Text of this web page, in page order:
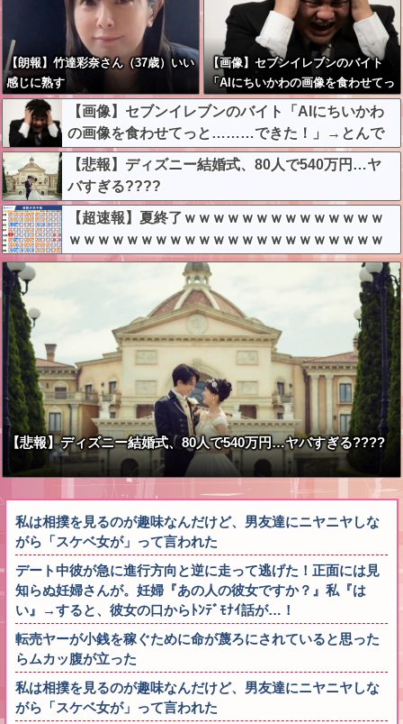
【朗報】竹達彩奈さん（37歳）いい
感じに熟す
【画像】セブンイレブンのバイト
「AIにちいかわの画像を食わせてっ
と………できた！」→とんでもない
ものが出来上がってしまうw w w w
w
【画像】セブンイレブンのバイト「AIにちいかわ
の画像を食わせてっと………できた！」→とんで
もないものが出来上がってしまうw w w w w
【悲報】ディズニー結婚式、80人で540万円…ヤ
バすぎる????
【超速報】夏終了ｗｗｗｗｗｗｗｗｗｗｗｗｗｗ
ｗｗｗｗｗｗｗｗｗｗｗｗｗｗｗｗｗｗｗｗｗｗ
ｗｗｗｗ
【悲報】ディズニー結婚式、80人で540万円…ヤバすぎる????
私は相撲を見るのが趣味なんだけど、男友達にニヤニヤしな
がら「スケベ女が」って言われた
デート中彼が急に進行方向と逆に走って逃げた！正面には見
知らぬ妊婦さんが。妊婦『あの人の彼女ですか？』私『は
い』→すると、彼女の口からﾄﾝﾃﾞﾓﾅｲ話が…！
転売ヤーが小銭を稼ぐために命が蔑ろにされていると思った
らムカッ腹が立った
私は相撲を見るのが趣味なんだけど、男友達にニヤニヤしな
がら「スケベ女が」って言われた